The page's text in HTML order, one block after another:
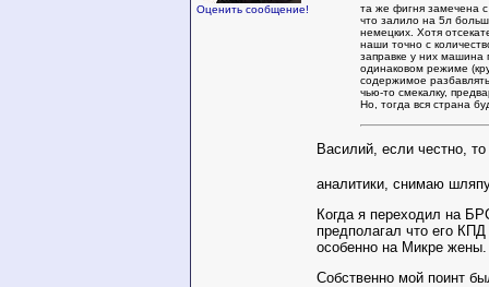
Оценить сообщение!
та же фигня замечена
что залило на 5л
немецких. Хотя
наши точно с
заправке у них машина
одинаковом режиме
содержимое
чью-то смекалку,
Но, тогда вся страна
Василий, если честно,
аналитики, снимаю
Когда я переходил на
предполагал что его
особенно на Микре
Собственно мой поинт